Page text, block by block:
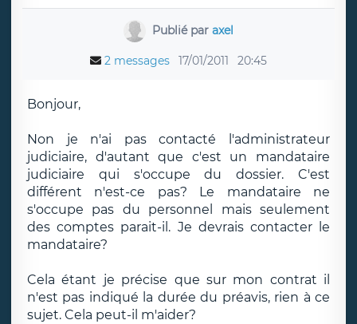
Publié par axel
2 messages 17/01/2011 20:45
Bonjour,
Non je n'ai pas contacté l'administrateur
judiciaire, d'autant que c'est un mandataire
judiciaire qui s'occupe du dossier. C'est
différent n'est-ce pas? Le mandataire ne
s'occupe pas du personnel mais seulement
des comptes parait-il. Je devrais contacter le
mandataire?
Cela étant je précise que sur mon contrat il
n'est pas indiqué la durée du préavis, rien à ce
sujet. Cela peut-il m'aider?